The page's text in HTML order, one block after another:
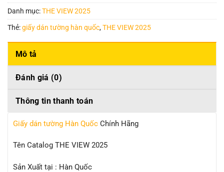
Danh mục:THE VIEW 2025
Thẻ:giấy dán tường hàn quốc,THE VIEW 2025
Mô tả
Đánh giá (0)
Thông tin thanh toán
Giấy dán tường Hàn Quốc Chính Hãng
Tên Catalog THE VIEW 2025
Sản Xuất tại : Hàn Quốc